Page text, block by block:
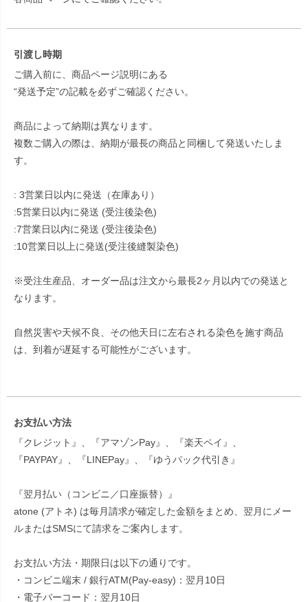
引渡し時期
ご購入前に、商品ページ説明にある
“発送予定”の記載を必ずご確認ください。
商品によって納期は異なります。
複数ご購入の際は、納期が最長の商品と同梱して発送いたしま
す。
: 3営業日以内に発送（在庫あり）
:5営業日以内に発送 (受注後染色)
:7営業日以内に発送 (受注後染色)
:10営業日以上に発送(受注後縫製染色)
※受注生産品、オーダー品は注文から最長2ヶ月以内での発送と
なります。
自然災害や天候不良、その他天日に左右される染色を施す商品
は、到着が遅延する可能性がございます。
お支払い方法
『クレジット』、『アマゾンPay』、『楽天ペイ』、
『PAYPAY』、『LINEPay』、『ゆうパック代引き』
『翌月払い（コンビニ／口座振替）』
atone (アトネ) は毎月請求が確定した金額をまとめ、翌月にメー
ルまたはSMSにて請求をご案内します。
お支払い方法・期限日は以下の通りです。
・コンビニ端末 / 銀行ATM(Pay-easy)：翌月10日
・電子バーコード：翌月10日